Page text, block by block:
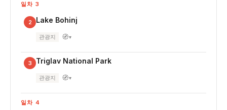
일차 3
2 Lake Bohinj
관광지 🧭▾
3 Triglav National Park
관광지 🧭▾
일차 4